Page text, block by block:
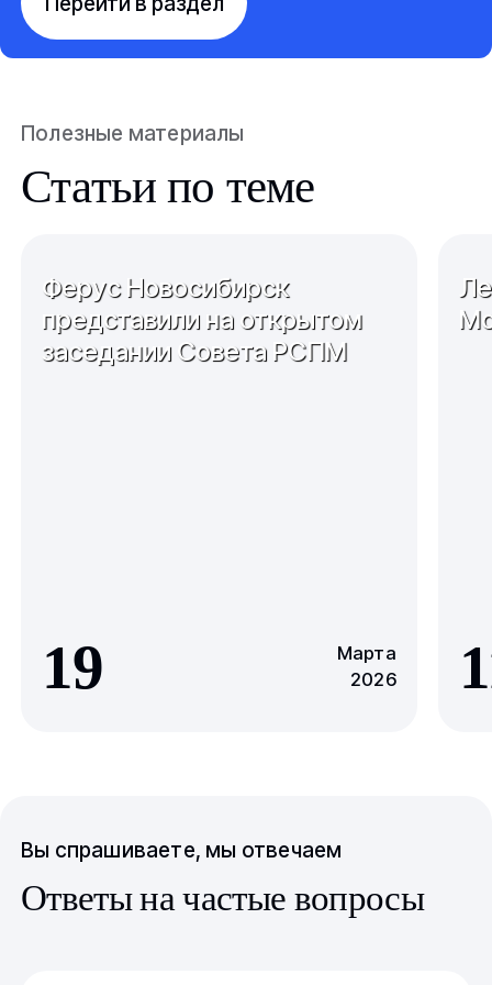
Полезные материалы
Статьи по теме
Ферус Новосибирск
представили на открытом
заседании Совета РСПМ
19
Марта
2026
Вы спрашиваете, мы отвечаем
Ответы на частые вопросы